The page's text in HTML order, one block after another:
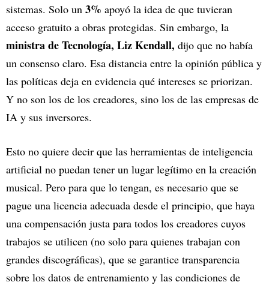
sistemas. Solo un 3% apoyó la idea de que tuvieran
acceso gratuito a obras protegidas. Sin embargo, la
ministra de Tecnología, Liz Kendall, dijo que no había
un consenso claro. Esa distancia entre la opinión pública y
las políticas deja en evidencia qué intereses se priorizan.
Y no son los de los creadores, sino los de las empresas de
IA y sus inversores.
Esto no quiere decir que las herramientas de inteligencia
artificial no puedan tener un lugar legítimo en la creación
musical. Pero para que lo tengan, es necesario que se
pague una licencia adecuada desde el principio, que haya
una compensación justa para todos los creadores cuyos
trabajos se utilicen (no solo para quienes trabajan con
grandes discográficas), que se garantice transparencia
sobre los datos de entrenamiento y las condiciones de